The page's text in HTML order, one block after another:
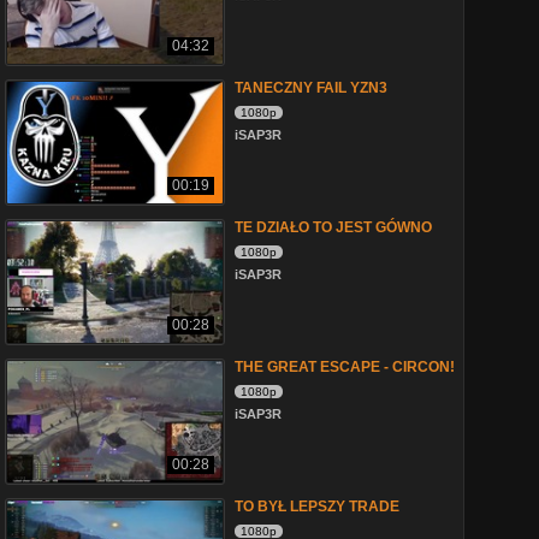
04:32
00:19
TANECZNY FAIL YZN3
1080p
iSAP3R
00:28
TE DZIAŁO TO JEST GÓWNO
1080p
iSAP3R
00:28
THE GREAT ESCAPE - CIRCON!
1080p
iSAP3R
TO BYŁ LEPSZY TRADE
1080p